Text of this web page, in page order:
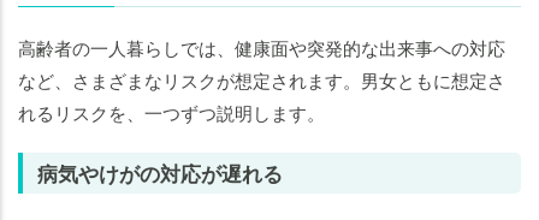
高齢者の一人暮らしでは、健康面や突発的な出来事への対応
など、さまざまなリスクが想定されます。男女ともに想定さ
れるリスクを、一つずつ説明します。
病気やけがの対応が遅れる